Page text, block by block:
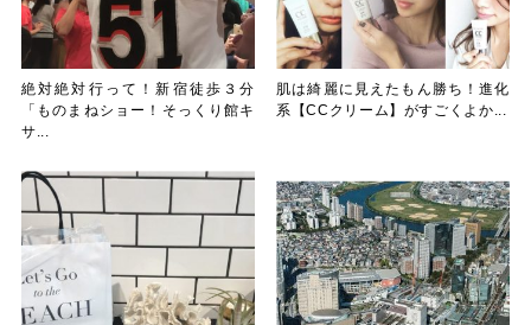
絶対絶対行って！新宿徒歩３分
「ものまねショー！そっくり館キ
サ...
肌は綺麗に見えたもん勝ち！進化
系【CCクリーム】がすごくよか...